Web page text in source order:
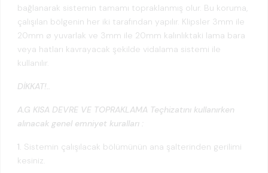
bağlanarak sistemin tamamı topraklanmış olur. Bu koruma,
çalışılan bölgenin her iki tarafından yapılır. Klipsler 3mm ile
20mm ø yuvarlak ve 3mm ile 20mm kalınlıktaki lama bara
veya hatları kavrayacak şekilde vidalama sistemi ile
kullanılır.
DİKKAT!..
A.G KISA DEVRE VE TOPRAKLAMA Teçhizatını kullanırken
alınacak genel emniyet kuralları :
1. Sistemin çalışılacak bölümünün ana şalterinden gerilimi
kesiniz.